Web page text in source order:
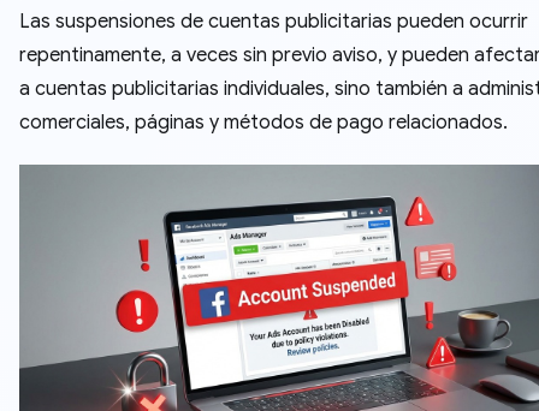
Las suspensiones de cuentas publicitarias pueden ocurrir
repentinamente, a veces sin previo aviso, y pueden
a cuentas publicitarias individuales, sino también a
comerciales, páginas y métodos de pago relacionados.